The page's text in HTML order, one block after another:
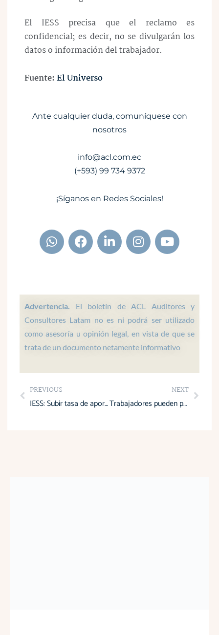
El IESS precisa que el reclamo es
confidencial; es decir, no se divulgarán los
datos o información del trabajador.
Fuente:El Universo
Ante cualquier duda, comuníquese con
nosotros
info@acl.com.ec
(+593) 99 734 9372
¡Síganos en Redes Sociales!
W
h
a
a
p
p
F
a
c
o
o
k
L
i
n
d
i
n
I
n
s
g
r
a
m
Y
o
u
b
e
Advertencia. El boletín de ACL Auditores y
Consultores Latam no es ni podrá ser utilizado
como asesoría u opinión legal, en vista de que se
trata de un documento netamente informativo
Prev
PREVIOUS
IESS: Subir tasa de aporte para afrontar un millonario déficit futuro, sugiere estudio actuarial
NEXT
Trabajadores pueden presentar una actualización de la proyección de gastos personales en septiembre